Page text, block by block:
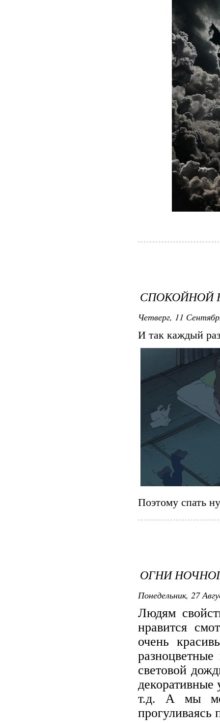
СПОКОЙНОЙ
Четверг, 11
И так каждый
Поэтому спать
ОГНИ
Понедельник, 27
Людям
нравится
очень
световой
декоративные
т.д. А мы
прогуливаясь